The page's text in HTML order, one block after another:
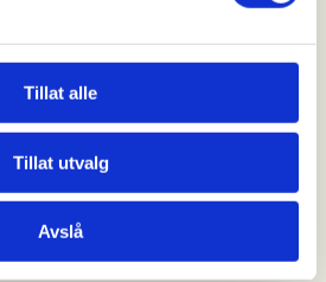
Tillat alle
Tillat utvalg
Avslå
HAUGSVÆR BEDEHUS
Bjørn Magne Hansen.
Alle er
Del gjerne meldinga